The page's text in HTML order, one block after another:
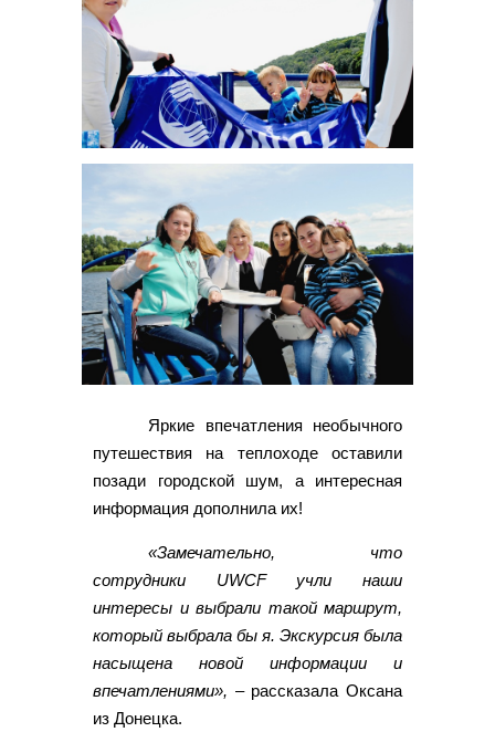
Яркие впечатления необычного
путешествия на теплоходе оставили
позади городской шум, а интересная
информация дополнила их!
«Замечательно, что
сотрудники UWCF учли наши
интересы и выбрали такой маршрут,
который выбрала бы я. Экскурсия была
насыщена новой информации и
впечатлениями», – рассказала Оксана
из Донецка.